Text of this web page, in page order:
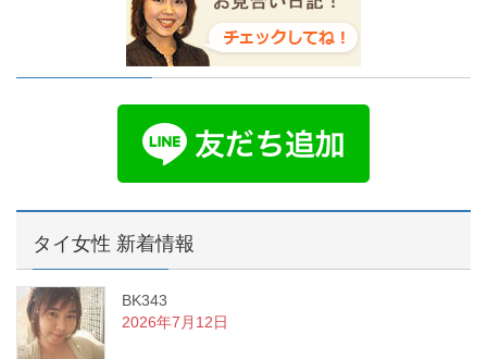
タイ女性 新着情報
BK343
2026年7月12日